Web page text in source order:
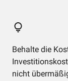
Behalte die
nicht